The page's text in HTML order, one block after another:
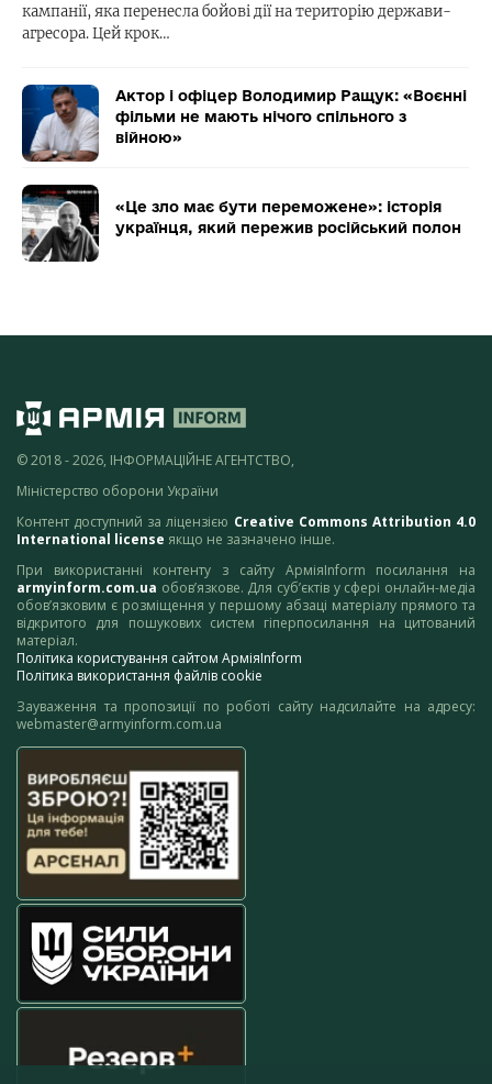
кампанії, яка перенесла бойові дії на територію держави-
агресора. Цей крок…
Актор і офіцер Володимир Ращук: «Воєнні
фільми не мають нічого спільного з
війною»
«Це зло має бути переможене»: історія
українця, який пережив російський полон
© 2018 - 2026, ІНФОРМАЦІЙНЕ АГЕНТСТВО,
Міністерство оборони України
Контент доступний за ліцензією Creative Commons Attribution 4.0
International license якщо не зазначено інше.
При використанні контенту з сайту АрміяInform посилання на
armyinform.com.ua обов’язкове. Для суб’єктів у сфері онлайн-медіа
обов’язковим є розміщення у першому абзаці матеріалу прямого та
відкритого для пошукових систем гіперпосилання на цитований
матеріал.
Політика користування сайтом АрміяInform
Політика використання файлів cookie
Зауваження та пропозиції по роботі сайту надсилайте на адресу:
webmaster@armyinform.com.ua